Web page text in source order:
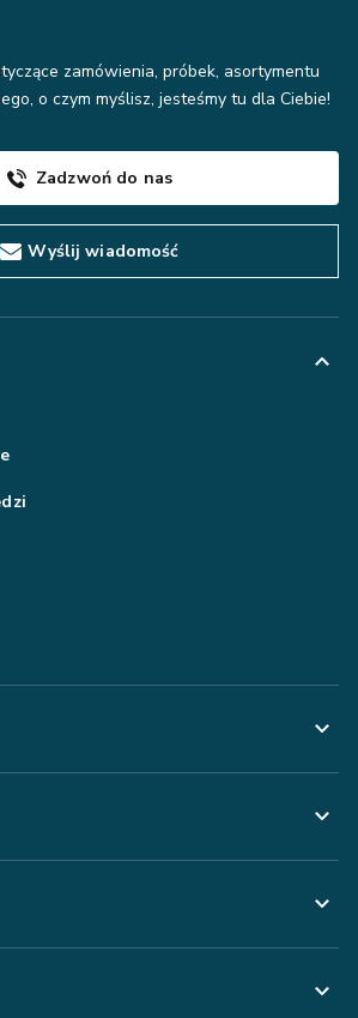
zamówienia, próbek, asortymentu
o czym myślisz, jesteśmy tu dla Ciebie!
Zadzwoń do nas
Wyślij wiadomość